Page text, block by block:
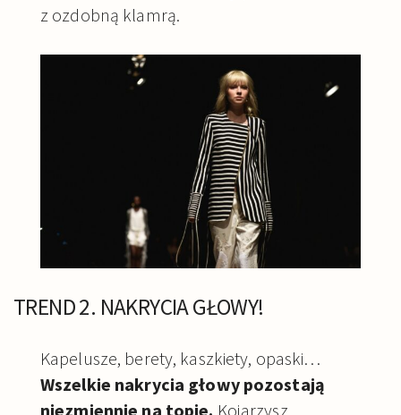
z ozdobną klamrą.
TREND 2. NAKRYCIA GŁOWY!
Kapelusze, berety, kaszkiety, opaski…
Wszelkie nakrycia głowy pozostają
niezmiennie na topie. Kojarzysz